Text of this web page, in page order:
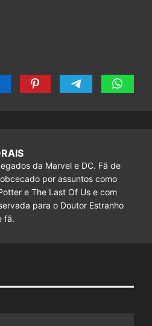
da Marvel e DC. Fã de
por assuntos como
e The Last Of Us e com
para o Doutor Estranho
fã.